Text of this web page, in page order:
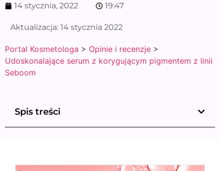
14 stycznia, 2022 19:47
Aktualizacja: 14 stycznia 2022
Portal Kosmetologa > Opinie i recenzje >
Udoskonalające serum z korygującym pigmentem z linii
Seboom
Spis treści